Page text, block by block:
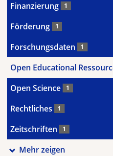
Finanzierung 1
Förderung 1
Forschungsdaten 1
Open Educational
Open Science 1
Rechtliches 1
Zeitschriften 1
Mehr zeigen